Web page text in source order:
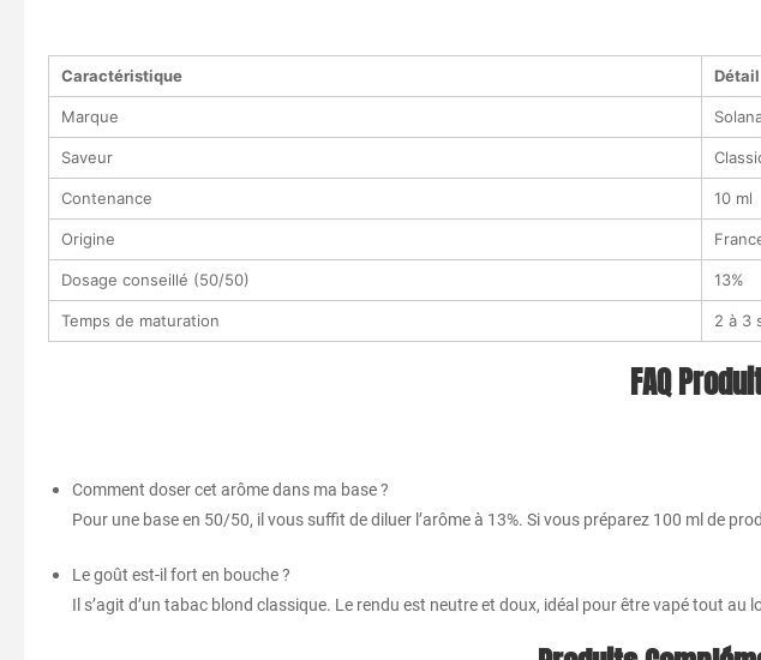
Caractéristique Détail
Marque
Saveur
Contenance 10 ml
Origine
Dosage conseillé (50/50) 13%
Temps de maturation 2 à 3
FAQ
Comment doser cet arôme dans ma base ?
Pour une base en 50/50, il vous suffit de diluer l’arôme à 13%. Si vous préparez 100 ml de
Le goût est-il fort en bouche ?
Il s’agit d’un tabac blond classique. Le rendu est neutre et doux, idéal pour être vapé tout au